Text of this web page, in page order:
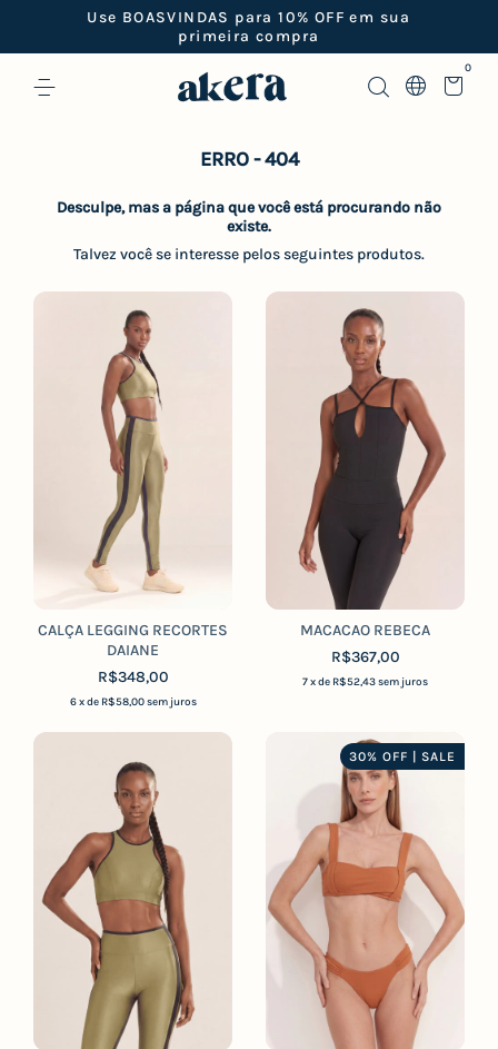
Use BOASVINDAS para 10% OFF em sua
primeira compra
0
ERRO - 404
Desculpe, mas a página que você está procurando não
existe.
Talvez você se interesse pelos seguintes produtos.
CALÇA LEGGING RECORTES
DAIANE
R$348,00
6 x de R$58,00 sem juros
MACACAO REBECA
R$367,00
7x de R$52,43sem juros
30% OFF | SALE